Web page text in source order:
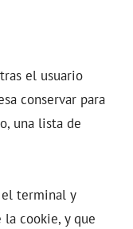
el usuario
conservar para
una lista de
el terminal y
cookie, y que